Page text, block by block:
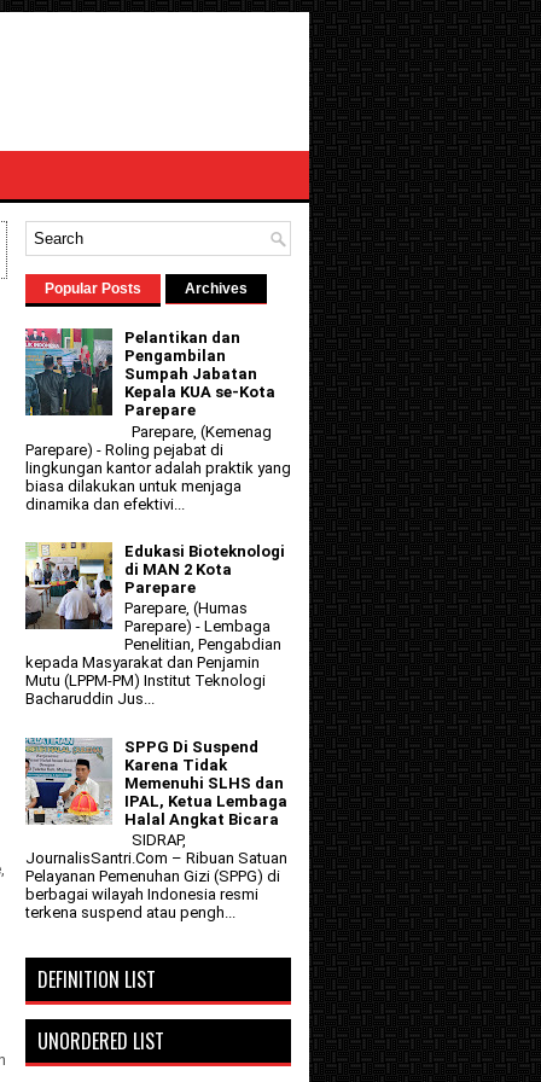
Popular Posts Archives
Pelantikan dan
Pengambilan
Sumpah Jabatan
Kepala KUA se-Kota
Parepare
Parepare, (Kemenag
Parepare) - Roling pejabat di
lingkungan kantor adalah praktik yang
biasa dilakukan untuk menjaga
dinamika dan efektivi...
Edukasi Bioteknologi
di MAN 2 Kota
Parepare
Parepare, (Humas
Parepare) - Lembaga
Penelitian, Pengabdian
kepada Masyarakat dan Penjamin
Mutu (LPPM-PM) Institut Teknologi
Bacharuddin Jus...
SPPG Di Suspend
Karena Tidak
Memenuhi SLHS dan
IPAL, Ketua Lembaga
Halal Angkat Bicara
SIDRAP,
JournalisSantri.Com – Ribuan Satuan
Pelayanan Pemenuhan Gizi (SPPG) di
berbagai wilayah Indonesia resmi
terkena suspend atau pengh...
DEFINITION LIST
UNORDERED LIST